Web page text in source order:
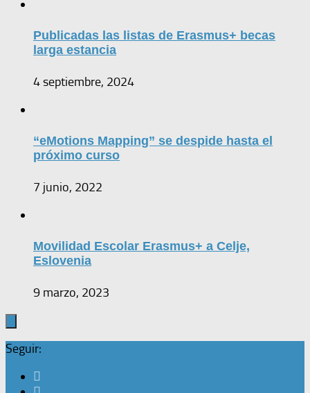
Publicadas las listas de Erasmus+ becas
larga estancia
4 septiembre, 2024
“eMotions Mapping” se despide hasta el
próximo curso
7 junio, 2022
Movilidad Escolar Erasmus+ a Celje,
Eslovenia
9 marzo, 2023
Seguir: